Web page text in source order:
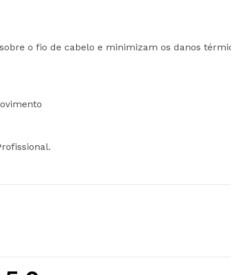
o fio de cabelo e minimizam os danos